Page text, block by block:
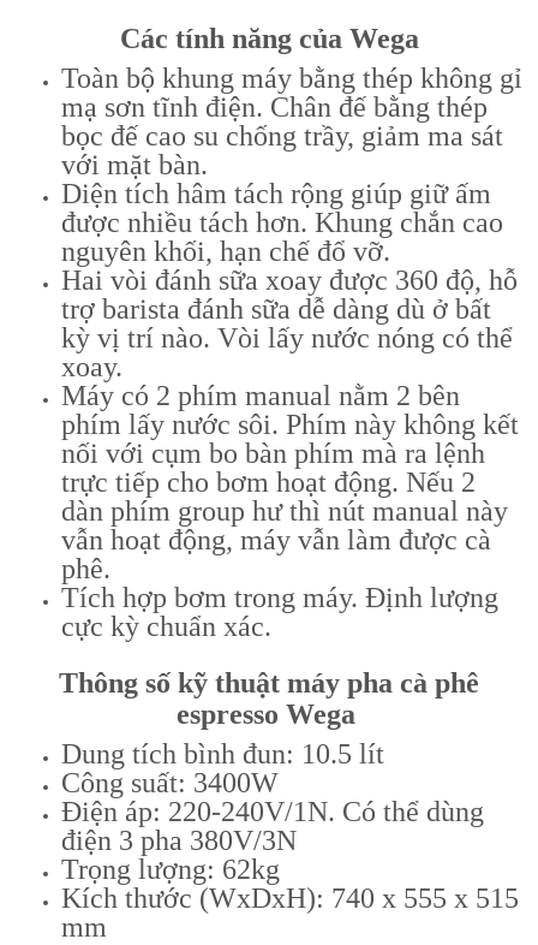
Các tính năng của Wega
Toàn bộ khung máy bằng thép không gỉ
mạ sơn tĩnh điện. Chân đế bằng thép
bọc đế cao su chống trầy, giảm ma sát
với mặt bàn.
Diện tích hâm tách rộng giúp giữ ấm
được nhiều tách hơn. Khung chắn cao
nguyên khối, hạn chế đổ vỡ.
Hai vòi đánh sữa xoay được 360 độ, hỗ
trợ barista đánh sữa dễ dàng dù ở bất
kỳ vị trí nào. Vòi lấy nước nóng có thể
xoay.
Máy có 2 phím manual nằm 2 bên
phím lấy nước sôi. Phím này không kết
nối với cụm bo bàn phím mà ra lệnh
trực tiếp cho bơm hoạt động. Nếu 2
dàn phím group hư thì nút manual này
vẫn hoạt động, máy vẫn làm được cà
phê.
Tích hợp bơm trong máy. Định lượng
cực kỳ chuẩn xác.
Thông số kỹ thuật máy pha cà phê
espresso Wega
Dung tích bình đun: 10.5 lít
Công suất: 3400W
Điện áp: 220-240V/1N. Có thể dùng
điện 3 pha 380V/3N
Trọng lượng: 62kg
Kích thước (WxDxH): 740 x 555 x 515
mm